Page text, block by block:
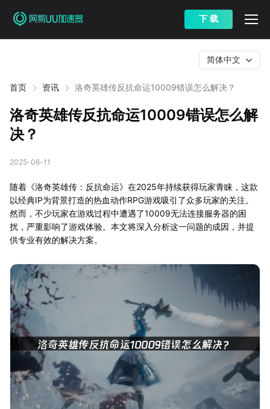
下 载
首页 资讯 洛奇英雄传反抗命运10009错误怎么解决？
简体中文
洛奇英雄传反抗命运10009错误怎么解
决？
2025-06-11
随着《洛奇英雄传：反抗命运》在2025年持续获得玩家青睐，这款
以经典IP为背景打造的热血动作RPG游戏吸引了众多玩家的关注。
然而，不少玩家在游戏过程中遭遇了10009无法连接服务器的困
扰，严重影响了游戏体验。本文将深入分析这一问题的成因，并提
供专业有效的解决方案。